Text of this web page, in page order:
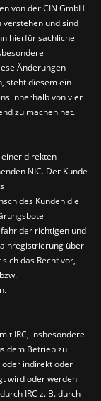
von der CIN GmbH
verstehen und sind
hierfür sachliche
Änderungen
steht diesem ein
innerhalb von vier
zu machen hat.
direkten
NIC. Der Kunde
des Kunden die
der richtigen und
über
das Recht vor,
IRC, insbesondere
dem Betrieb zu
indirekt oder
wird oder werden
IRC z. B. durch